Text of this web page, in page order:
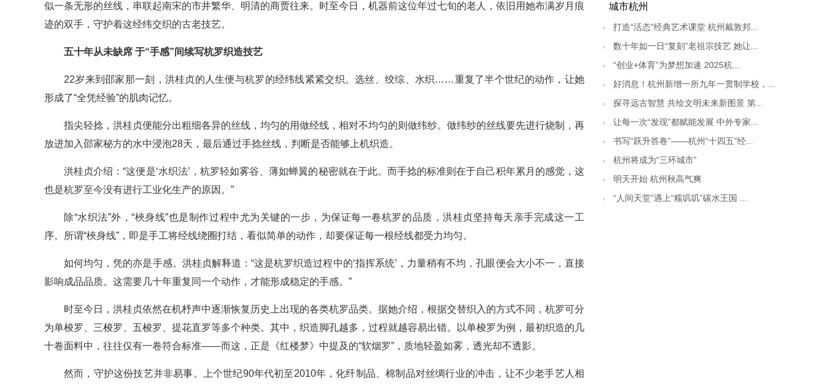
似一条无形的丝线，串联起南宋的市井繁华、明清的商贾往来。时至今日，机器前这位年过七旬的老人，依旧用她布满岁月痕
迹的双手，守护着这经纬交织的古老技艺。
五十年从未缺席 于“手感”间续写杭罗织造技艺
22岁来到邵家那一刻，洪桂贞的人生便与杭罗的经纬线紧紧交织。选丝、绞综、水织……重复了半个世纪的动作，让她
形成了“全凭经验”的肌肉记忆。
指尖轻捻，洪桂贞便能分出粗细各异的丝线，均匀的用做经线，相对不均匀的则做纬纱。做纬纱的丝线要先进行烧制，再
放进加入邵家秘方的水中浸泡28天，最后通过手捻丝线，判断是否能够上机织造。
洪桂贞介绍：“这便是‘水织法’，杭罗轻如雾谷、薄如蝉翼的秘密就在于此。而手捻的标准则在于自己积年累月的感觉，这
也是杭罗至今没有进行工业化生产的原因。”
除“水织法”外，“梜身线”也是制作过程中尤为关键的一步，为保证每一卷杭罗的品质，洪桂贞坚持每天亲手完成这一工
序。所谓“梜身线”，即是手工将经线绕圈打结，看似简单的动作，却要保证每一根经线都受力均匀。
如何均匀，凭的亦是手感。洪桂贞解释道：“这是杭罗织造过程中的‘指挥系统’，力量稍有不均，孔眼便会大小不一，直接
影响成品品质。这需要几十年重复同一个动作，才能形成稳定的手感。”
时至今日，洪桂贞依然在机杼声中逐渐恢复历史上出现的各类杭罗品类。据她介绍，根据交替织入的方式不同，杭罗可分
为单梭罗、三梭罗、五梭罗、提花直罗等多个种类。其中，织造脚孔越多，过程就越容易出错。以单梭罗为例，最初织造的几
十卷面料中，往往仅有一卷符合标准——而这，正是《红楼梦》中提及的“软烟罗”，质地轻盈如雾，透光却不透影。
然而，守护这份技艺并非易事。上个世纪90年代初至2010年，化纤制品、棉制品对丝绸行业的冲击，让不少老手艺人相
城市杭州
打造“活态”经典艺术课堂 杭州戴敦邦...
数十年如一日“复刻”老祖宗技艺 她让...
“创业+体育”为梦想加速 2025杭...
好消息！杭州新增一所九年一贯制学校，...
探寻远古智慧 共绘文明未来新图景 第...
让每一次“发现”都赋能发展 中外专家...
书写“跃升答卷”——杭州“十四五”经...
杭州将成为“三环城市”
明天开始 杭州秋高气爽
“人间天堂”遇上“糯叽叽”碳水王国 ...